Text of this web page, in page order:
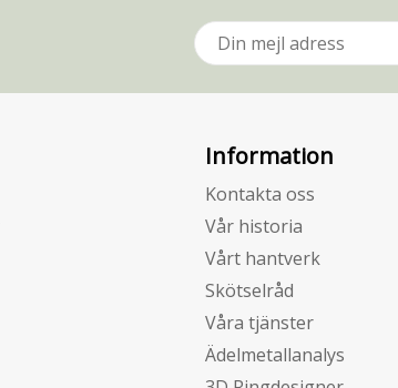
Information
Kontakta oss
Vår historia
Vårt hantverk
Skötselråd
Våra tjänster
Ädelmetallanalys